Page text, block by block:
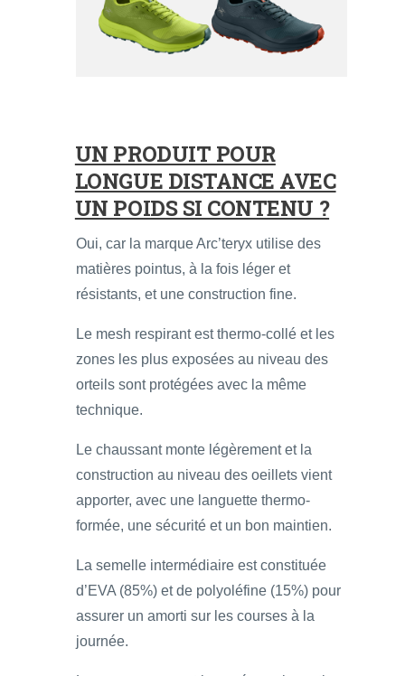
UN PRODUIT POUR
LONGUE DISTANCE AVEC
UN POIDS SI CONTENU ?
Oui, car la marque Arc’teryx utilise des
matières pointus, à la fois léger et
résistants, et une construction fine.
Le mesh respirant est thermo-collé et les
zones les plus exposées au niveau des
orteils sont protégées avec la même
technique.
Le chaussant monte légèrement et la
construction au niveau des oeillets vient
apporter, avec une languette thermo-
formée, une sécurité et un bon maintien.
La semelle intermédiaire est constituée
d’EVA (85%) et de polyoléfine (15%) pour
assurer un amorti sur les courses à la
journée.